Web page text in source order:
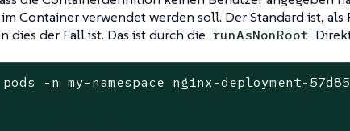
Container verwendet werden soll. Der Standard ist,
dies der Fall ist. Das ist durch die runAsNonRoot
-n my-namespace nginx-deployment-